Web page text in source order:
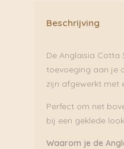
aantal
Beschrijving
De Anglaisia Cotta
toevoeging aan je
zijn afgewerkt met
Perfect om net
bij een geklede
Waarom je de